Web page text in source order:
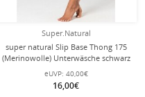
Super.Natural
super natural Slip Base Thong 175
(Merinowolle) Unterwäsche schwarz
Damen
eUVP: 40,00€
16,00€